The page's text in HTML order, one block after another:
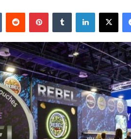
فيسبوك ‫X لينكدإن ‏Tumblr بينتيريست ‏Reddit